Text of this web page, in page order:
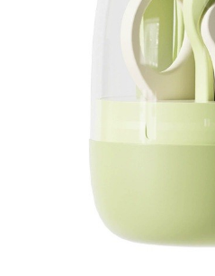
Piese de schimb vehicule electrice
Tricicluri persoane
Biciclete, trotinete, triciclete
Biciclete electrice